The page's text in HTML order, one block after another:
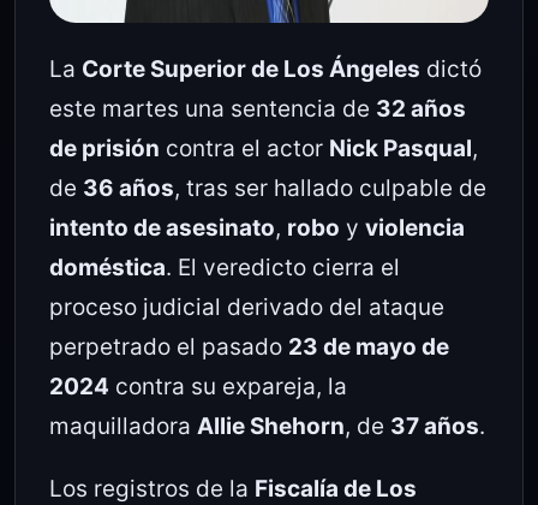
La Corte Superior de Los Ángeles dictó
este martes una sentencia de 32 años
de prisión contra el actor Nick Pasqual,
de 36 años, tras ser hallado culpable de
intento de asesinato, robo y violencia
doméstica. El veredicto cierra el
proceso judicial derivado del ataque
perpetrado el pasado 23 de mayo de
2024 contra su expareja, la
maquilladora Allie Shehorn, de 37 años.
Los registros de la Fiscalía de Los